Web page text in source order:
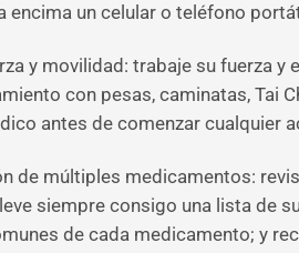
encima un celular o teléfono
y movilidad: trabaje su fuerza
con pesas, caminatas, Tai
antes de comenzar cualquier
de múltiples medicamentos:
siempre consigo una lista de
de cada medicamento; y